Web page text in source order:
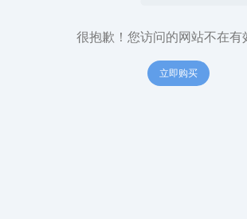
很抱歉！您访问的网站不在有
立即购买